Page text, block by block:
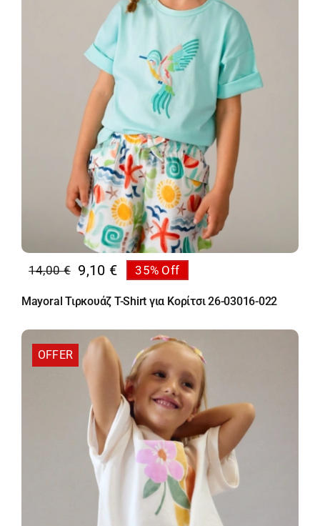
14,00€
Original
price
was:
14,00 €.
9,10 €
Η
τρέχουσα
τιμή
είναι:
9,10 €.
35% Off
Mayoral Τιρκουάζ T-Shirt για Κορίτσι 26-03016-022
OFFER